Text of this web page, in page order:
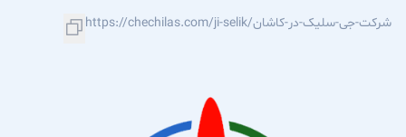
https://chechilas.com/ji-selik/شرکت-جی-سلیک-در-کاشان